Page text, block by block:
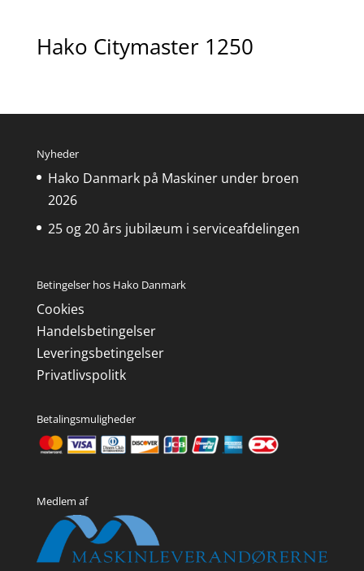
Hako Citymaster 1250
Nyheder
Hako Danmark på Maskiner under broen
2026
25 og 20 års jubilæum i serviceafdelingen
Betingelser hos Hako Danmark
Cookies
Handelsbetingelser
Leveringsbetingelser
Privatlivspolitk
Betalingsmuligheder
Medlem af